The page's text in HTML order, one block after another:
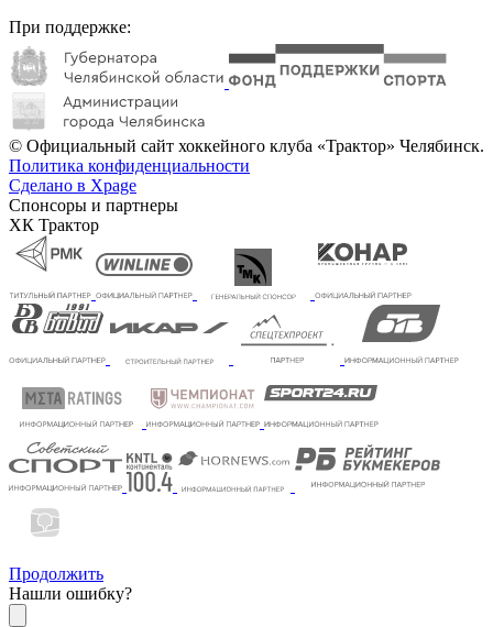
При поддержке:
© Официальный сайт хоккейного клуба «Трактор» Челябинск.
Политика конфиденциальности
Сделано в Xpage
Спонсоры и партнеры
ХК Трактор
Продолжить
Нашли ошибку?